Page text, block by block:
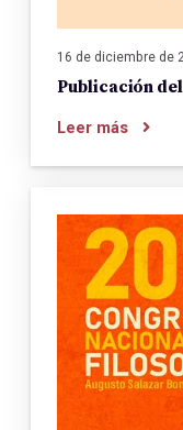
16 de diciembre de
Publicación
Leer más